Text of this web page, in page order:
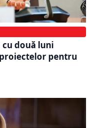
două luni
pentru